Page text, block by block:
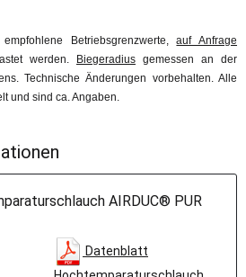
Betriebsgrenzwerte,auf Anfrage
werden.
Biegeradius gemessen an der
Technische Änderungen vorbehalten. Alle
und sind ca. Angaben.
AIRDUC® PUR
Datenblatt